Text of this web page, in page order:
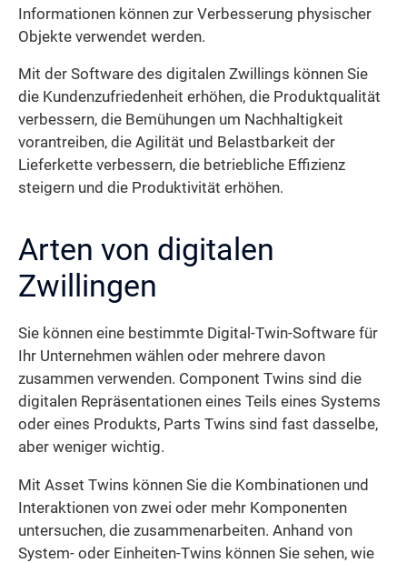
Informationen können zur Verbesserung physischer
Objekte verwendet werden.
Mit der Software des digitalen Zwillings können Sie
die Kundenzufriedenheit erhöhen, die Produktqualität
verbessern, die Bemühungen um Nachhaltigkeit
vorantreiben, die Agilität und Belastbarkeit der
Lieferkette verbessern, die betriebliche Effizienz
steigern und die Produktivität erhöhen.
Arten von digitalen
Zwillingen
Sie können eine bestimmte Digital-Twin-Software für
Ihr Unternehmen wählen oder mehrere davon
zusammen verwenden. Component Twins sind die
digitalen Repräsentationen eines Teils eines Systems
oder eines Produkts, Parts Twins sind fast dasselbe,
aber weniger wichtig.
Mit Asset Twins können Sie die Kombinationen und
Interaktionen von zwei oder mehr Komponenten
untersuchen, die zusammenarbeiten. Anhand von
System- oder Einheiten-Twins können Sie sehen, wie